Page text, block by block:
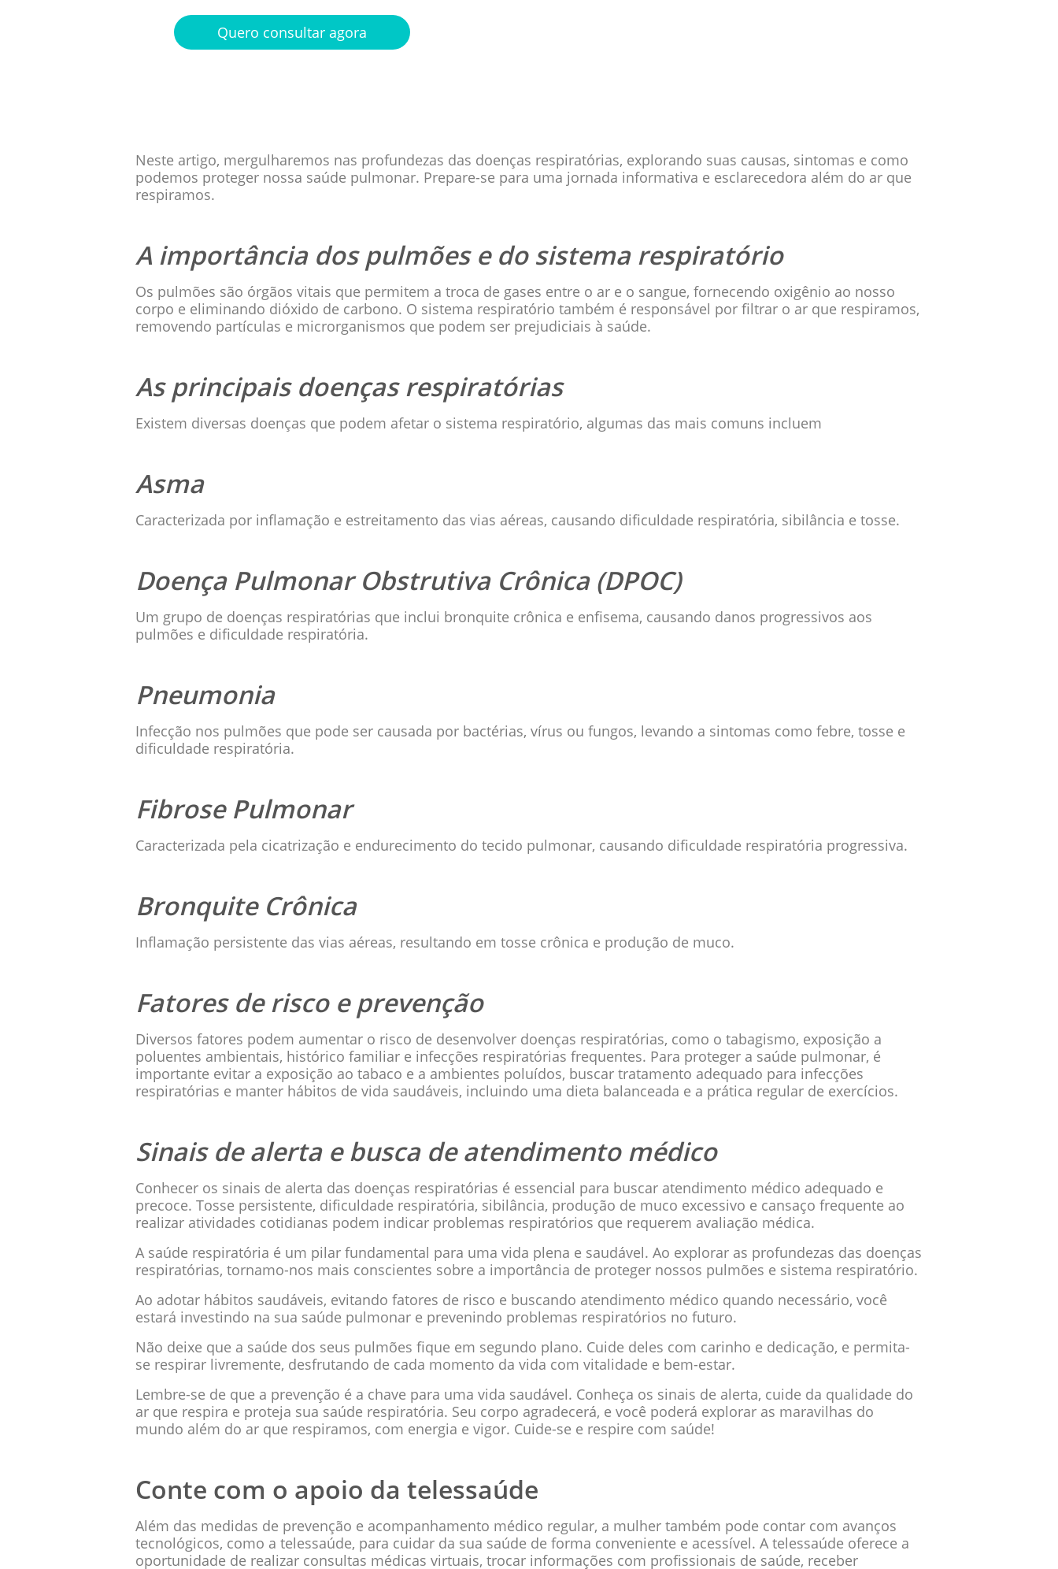
Quero consultar agora
Neste artigo, mergulharemos nas profundezas das doenças respiratórias, explorando suas causas, sintomas e como
podemos proteger nossa saúde pulmonar. Prepare-se para uma jornada informativa e esclarecedora além do ar que
respiramos.
A importância dos pulmões e do sistema respiratório
Os pulmões são órgãos vitais que permitem a troca de gases entre o ar e o sangue, fornecendo oxigênio ao nosso
corpo e eliminando dióxido de carbono. O sistema respiratório também é responsável por filtrar o ar que respiramos,
removendo partículas e microrganismos que podem ser prejudiciais à saúde.
As principais doenças respiratórias
Existem diversas doenças que podem afetar o sistema respiratório, algumas das mais comuns incluem
Asma
Caracterizada por inflamação e estreitamento das vias aéreas, causando dificuldade respiratória, sibilância e tosse.
Doença Pulmonar Obstrutiva Crônica (DPOC)
Um grupo de doenças respiratórias que inclui bronquite crônica e enfisema, causando danos progressivos aos
pulmões e dificuldade respiratória.
Pneumonia
Infecção nos pulmões que pode ser causada por bactérias, vírus ou fungos, levando a sintomas como febre, tosse e
dificuldade respiratória.
Fibrose Pulmonar
Caracterizada pela cicatrização e endurecimento do tecido pulmonar, causando dificuldade respiratória progressiva.
Bronquite Crônica
Inflamação persistente das vias aéreas, resultando em tosse crônica e produção de muco.
Fatores de risco e prevenção
Diversos fatores podem aumentar o risco de desenvolver doenças respiratórias, como o tabagismo, exposição a
poluentes ambientais, histórico familiar e infecções respiratórias frequentes. Para proteger a saúde pulmonar, é
importante evitar a exposição ao tabaco e a ambientes poluídos, buscar tratamento adequado para infecções
respiratórias e manter hábitos de vida saudáveis, incluindo uma dieta balanceada e a prática regular de exercícios.
Sinais de alerta e busca de atendimento médico
Conhecer os sinais de alerta das doenças respiratórias é essencial para buscar atendimento médico adequado e
precoce. Tosse persistente, dificuldade respiratória, sibilância, produção de muco excessivo e cansaço frequente ao
realizar atividades cotidianas podem indicar problemas respiratórios que requerem avaliação médica.
A saúde respiratória é um pilar fundamental para uma vida plena e saudável. Ao explorar as profundezas das doenças
respiratórias, tornamo-nos mais conscientes sobre a importância de proteger nossos pulmões e sistema respiratório.
Ao adotar hábitos saudáveis, evitando fatores de risco e buscando atendimento médico quando necessário, você
estará investindo na sua saúde pulmonar e prevenindo problemas respiratórios no futuro.
Não deixe que a saúde dos seus pulmões fique em segundo plano. Cuide deles com carinho e dedicação, e permita-
se respirar livremente, desfrutando de cada momento da vida com vitalidade e bem-estar.
Lembre-se de que a prevenção é a chave para uma vida saudável. Conheça os sinais de alerta, cuide da qualidade do
ar que respira e proteja sua saúde respiratória. Seu corpo agradecerá, e você poderá explorar as maravilhas do
mundo além do ar que respiramos, com energia e vigor. Cuide-se e respire com saúde!
Conte com o apoio da telessaúde
Além das medidas de prevenção e acompanhamento médico regular, a mulher também pode contar com avanços
tecnológicos, como a telessaúde, para cuidar da sua saúde de forma conveniente e acessível. A telessaúde oferece a
oportunidade de realizar consultas médicas virtuais, trocar informações com profissionais de saúde, receber